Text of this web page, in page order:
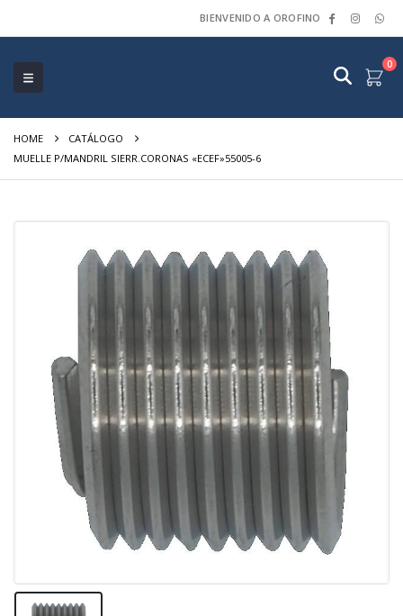
BIENVENIDO A OROFINO
0
HOME
CATÁLOGO
MUELLE P/MANDRIL SIERR.CORONAS «ECEF»55005-6